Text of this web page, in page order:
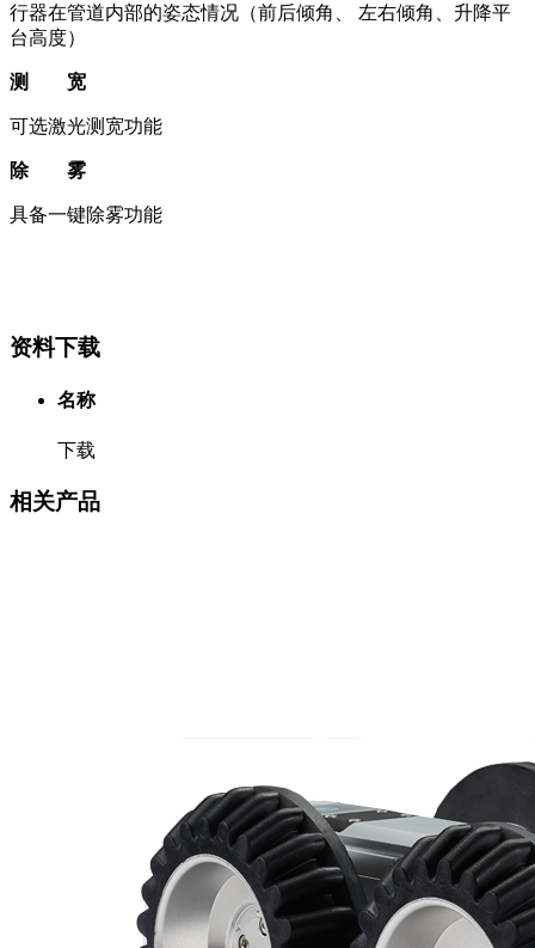
行器在管道内部的姿态情况（前后倾角、 左右倾角、升降平
台高度）
测 宽
可选激光测宽功能
除 雾
具备一键除雾功能
资料下载
名称
下载
相关产品